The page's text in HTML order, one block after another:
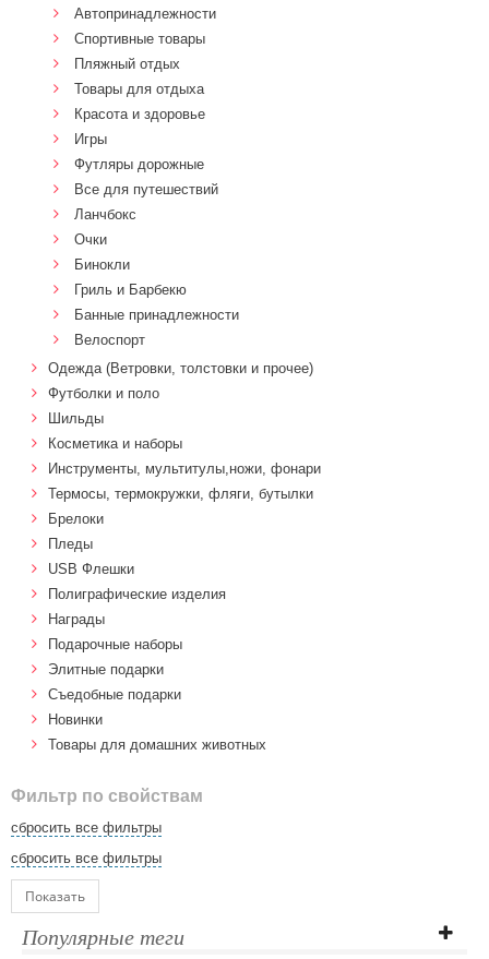
Автопринадлежности
Спортивные товары
Пляжный отдых
Товары для отдыха
Красота и здоровье
Игры
Футляры дорожные
Все для путешествий
Ланчбокс
Очки
Бинокли
Гриль и Барбекю
Банные принадлежности
Велоспорт
Одежда (Ветровки, толстовки и прочее)
Футболки и поло
Шильды
Косметика и наборы
Инструменты, мультитулы,ножи, фонари
Термосы, термокружки, фляги, бутылки
Брелоки
Пледы
USB Флешки
Полиграфические изделия
Награды
Подарочные наборы
Элитные подарки
Cъедобные подарки
Новинки
Товары для домашних животных
Фильтр по свойствам
сбросить все фильтры
сбросить все фильтры
Показать
Популярные теги